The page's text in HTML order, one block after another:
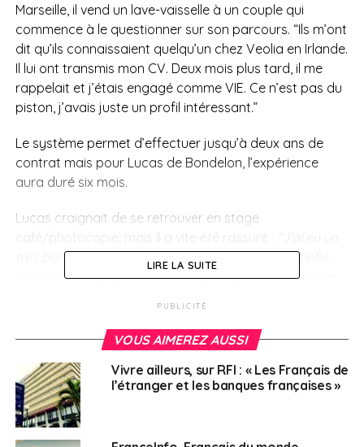
Marseille, il vend un lave-vaisselle à un couple qui
commence à le questionner sur son parcours. “Ils m’ont
dit qu’ils connaissaient quelqu’un chez Veolia en Irlande.
Il lui ont transmis mon CV. Deux mois plus tard, il me
rappelait et j’étais engagé comme VIE. Ce n’est pas du
piston, j’avais juste un profil intéressant.”
Le système permet d’effectuer jusqu’à deux ans de
contrat mais pour Lucas de Bondelon, l’expérience
aura duré six mois.
Lucas craignait de se retrouver en stage
très bon mentor, un ingénieur pur et dur. Il m’a confié
mon premier projet : comment purifier l’eau sur le site
et vérifié que tout fonctionnait.”
En 20 ans d’existence, le volontariat international en
entreprise a permis à plus de 100 000 jeunes d’aller se
frotter à l’étranger. Vu son expérience, le Français
conseille à tous les candidats de se lancer, crise ou
LIRE LA SUITE
PUBLICITÉ
VOUS AIMEREZ AUSSI
Vivre ailleurs, sur RFI : « Les Français de
l’étranger et les banques françaises »